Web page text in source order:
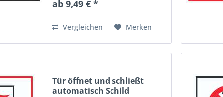
beidseitig mit Aluminium-
hochwertige Material ist...
ab 9,49 € *
Vergleichen Merken
Tür öffnet und schließt
automatisch Schild